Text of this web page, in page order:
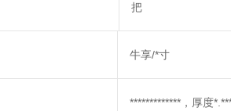
把
牛享/*寸
*************，厚度